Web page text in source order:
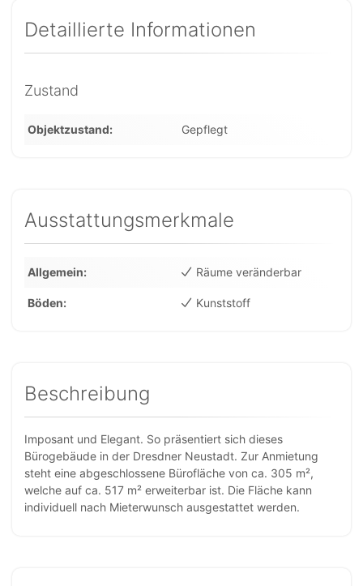
Detaillierte Informationen
Zustand
Objektzustand Gepflegt
Ausstattungsmerkmale
Allgemein Räume veränderbar
Böden Kunststoff
Beschreibung
Imposant und Elegant. So präsentiert sich dieses
Bürogebäude in der Dresdner Neustadt. Zur Anmietung
steht eine abgeschlossene Bürofläche von ca. 305 m²,
welche auf ca. 517 m² erweiterbar ist. Die Fläche kann
individuell nach Mieterwunsch ausgestattet werden.